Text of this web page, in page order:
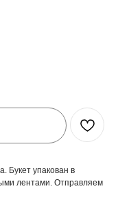
Букет упакован в
лентами. Отправляем